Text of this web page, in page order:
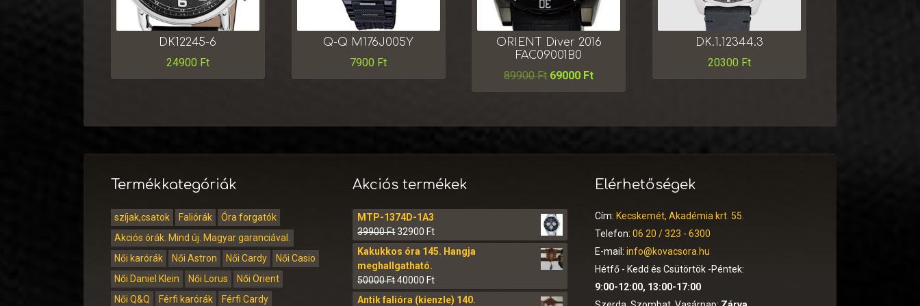
DK12245-6
24900 Ft
Q-Q M176J005Y
7900 Ft
ORIENT Diver 2016
FAC09001B0
89900Ft 69000 Ft
DK.1.12344.3
20300 Ft
Termékkategóriák
szíjak,csatok Faliórák
Óra forgatók
Akciós órák. Mind új. Magyar garanciával.
Női karórák
Női Astron Női Cardy
Női Casio
Női Daniel Klein
Női Lorus
Női Orient
Női Q&Q
Férfi karórák Férfi Cardy
Akciós termékek
MTP-1374D-1A3
39900Ft32900 Ft
Kakukkos óra 145. Hangja
meghallgatható.
50000Ft40000 Ft
Antik falióra (kienzle) 140.
Elérhetőségek
Cím: Kecskemét, Akadémia krt. 55.
Telefon: 06 20 / 323 - 6300
E-mail: info@kovacsora.hu
Hétfő - Kedd és Csütörtök -Péntek:
9:00-12:00, 13:00-17:00